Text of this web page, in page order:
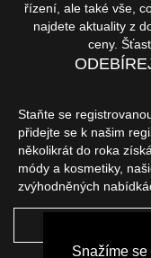
Snažíme
řízení, ale také vše,
najdete aktuality z
ceny.
Staňte se
přidejte se k našim
několikrát do roka
módy a kosmetiky,
zvýhodněných